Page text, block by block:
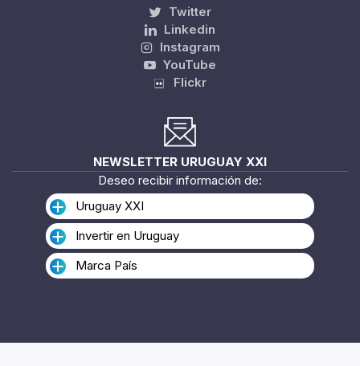
Twitter
Linkedin
Instagram
YouTube
Flickr
NEWSLETTER URUGUAY XXI
Deseo recibir información de:
Uruguay XXI
Invertir en Uruguay
Marca País